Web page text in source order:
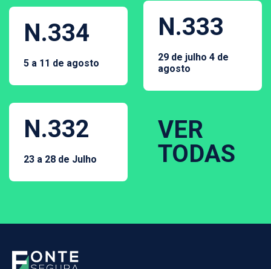
N.334
5 a 11 de agosto
N.333
29 de julho 4 de
agosto
N.332
23 a 28 de Julho
VER
TODAS